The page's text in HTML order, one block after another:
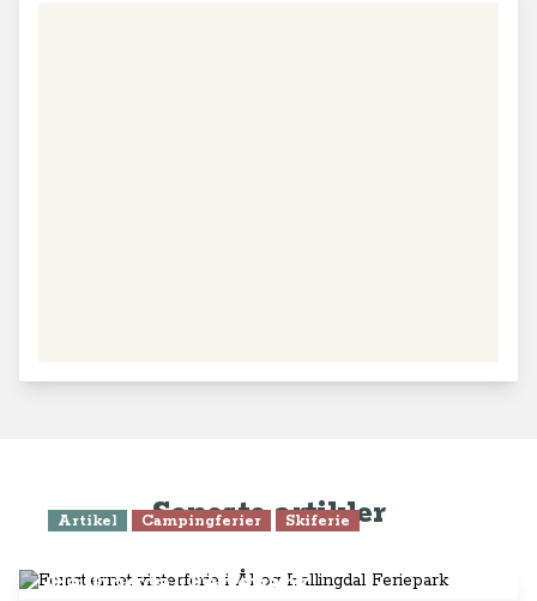
Seneste artikler
Artikel Campingferier Skiferie
Hallingdal Feriepark